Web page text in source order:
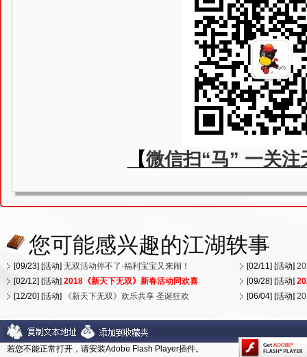
【微信扫“马” 一关注
您可能感兴趣的江湖轶事
[09/23] [活动] 无双活动停不了·福利宝宝又来闹！ [02/11] [活动]
[02/12] [活动] 2018《新天下无双》新春活动同欢喜 [09/28] [活动]
[12/20] [活动]
《新天下无双》欢乐共享 圣诞狂欢 [06/04] [活动]
若您不能正常打开，请安装Adobe Flash Player插件。